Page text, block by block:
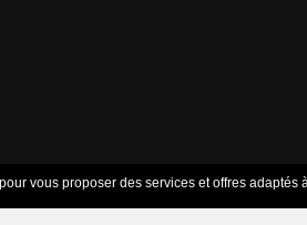
vous proposer des services et offres adaptés
Mentions légales Contact